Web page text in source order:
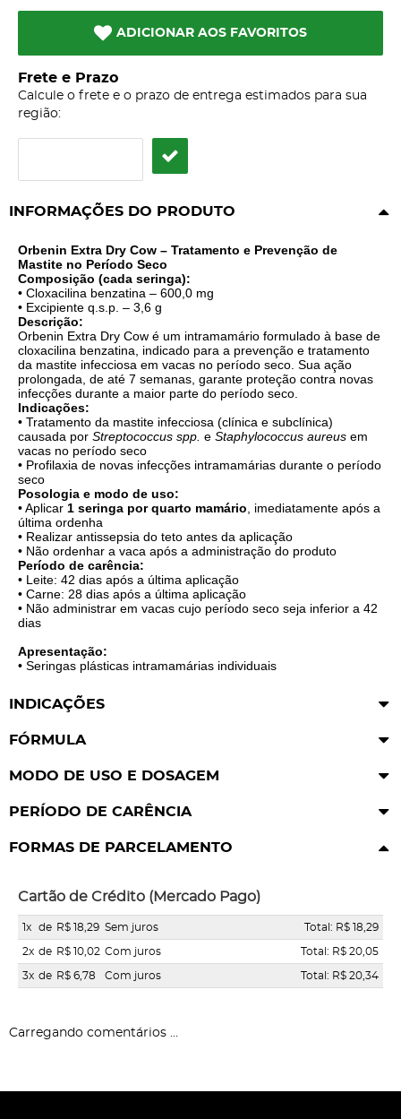
ADICIONAR AOS FAVORITOS
Frete e Prazo
Calcule o frete e o prazo de entrega estimados para sua
região:
INFORMAÇÕES DO PRODUTO
Orbenin Extra Dry Cow – Tratamento e Prevenção de
Mastite no Período Seco
Composição (cada seringa):
• Cloxacilina benzatina – 600,0 mg
• Excipiente q.s.p. – 3,6 g
Descrição:
Orbenin Extra Dry Cow é um intramamário formulado à base de
cloxacilina benzatina, indicado para a prevenção e tratamento
da mastite infecciosa em vacas no período seco. Sua ação
prolongada, de até 7 semanas, garante proteção contra novas
infecções durante a maior parte do período seco.
Indicações:
• Tratamento da mastite infecciosa (clínica e subclínica)
causada por Streptococcus spp. e Staphylococcus aureus em
vacas no período seco
• Profilaxia de novas infecções intramamárias durante o período
seco
Posologia e modo de uso:
• Aplicar 1 seringa por quarto mamário, imediatamente após a
última ordenha
• Realizar antissepsia do teto antes da aplicação
• Não ordenhar a vaca após a administração do produto
Período de carência:
• Leite: 42 dias após a última aplicação
• Carne: 28 dias após a última aplicação
• Não administrar em vacas cujo período seco seja inferior a 42
dias
Apresentação:
• Seringas plásticas intramamárias individuais
INDICAÇÕES
FÓRMULA
MODO DE USO E DOSAGEM
PERÍODO DE CARÊNCIA
FORMAS DE PARCELAMENTO
Cartão de Crédito (Mercado Pago)
1x de R$ 18,29 Sem juros Total: R$ 18,29
2x de R$ 10,02 Com juros Total: R$ 20,05
3x de R$ 6,78 Com juros Total: R$ 20,34
Carregando comentários ...